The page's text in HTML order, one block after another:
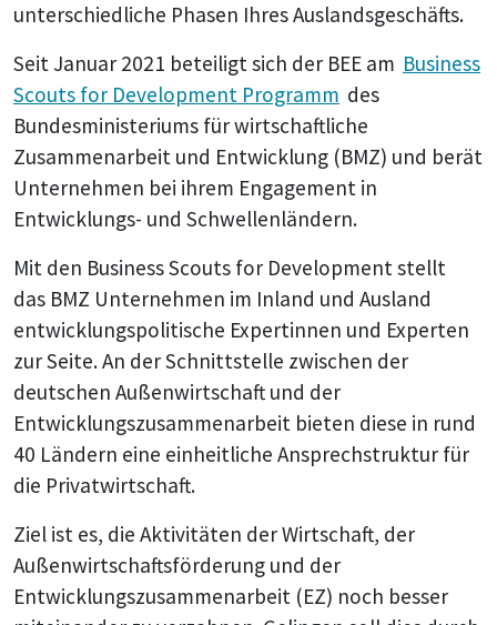
unterschiedliche Phasen Ihres Auslandsgeschäfts.
Seit Januar 2021 beteiligt sich der BEE am Business
Scouts for Development Programm des
Bundesministeriums für wirtschaftliche
Zusammenarbeit und Entwicklung (BMZ) und berät
Unternehmen bei ihrem Engagement in
Entwicklungs- und Schwellenländern.
Mit den Business Scouts for Development stellt
das BMZ Unternehmen im Inland und Ausland
entwicklungspolitische Expertinnen und Experten
zur Seite. An der Schnittstelle zwischen der
deutschen Außenwirtschaft und der
Entwicklungszusammenarbeit bieten diese in rund
40 Ländern eine einheitliche Ansprechstruktur für
die Privatwirtschaft.
Ziel ist es, die Aktivitäten der Wirtschaft, der
Außenwirtschaftsförderung und der
Entwicklungszusammenarbeit (EZ) noch besser